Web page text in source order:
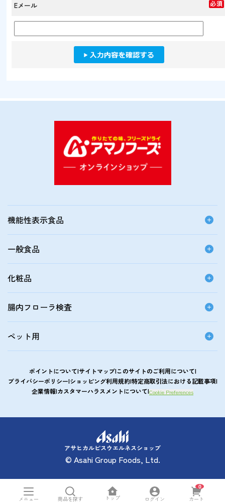
Eメール
機能性表示食品
一般食品
化粧品
腸内フローラ検査
ペット用
ポイントについて サイトマップこのサイトのご利用について
プライバシーポリシー ショッピング利用規約特定商取引法における記載事項
企業情報 カスタマーハラスメントについて Cookie Preferences
アサヒカルピスウエルネスショップ
© Asahi Group Foods, Ltd.
メニュー 商品を探す トップ ログイン
0
カート